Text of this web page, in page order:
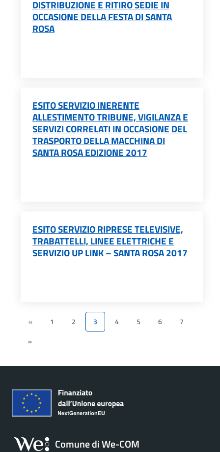
DISTRIBUZIONE E RITIRO SEDIE IN
OCCASIONE DELLA FESTA DI SANTA
ROSA
ESITO SERVIZIO INERENTE
ALLESTIMENTO TRIBUNE, VIGILANZA E
SERVIZI CORRELATI IN OCCASIONE DEL
TRASPORTO DELLA MACCHINA DI
SANTA ROSA EDIZIONE 2017
ESITO SERVIZIO RIPRESE TELEVISIVE,
TRABATTELLI, LINEE ELETTRICHE E
SERVIZIO UP LINK – SANTA ROSA 2017
« 1 2 3 4 5 6
7
»
Comune di We-COM